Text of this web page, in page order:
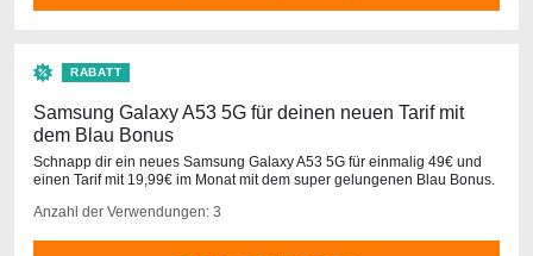
RABATT
Samsung Galaxy A53 5G für deinen neuen Tarif mit
dem Blau Bonus
Schnapp dir ein neues Samsung Galaxy A53 5G für einmalig 49€ und
einen Tarif mit 19,99€ im Monat mit dem super gelungenen Blau Bonus.
Anzahl der Verwendungen: 3